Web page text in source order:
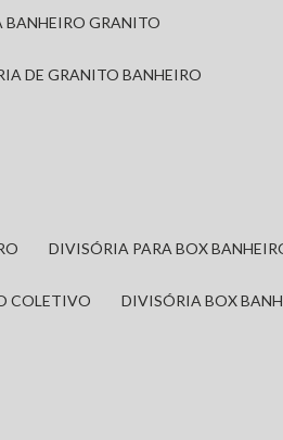
BANHEIRO GRANITO
DE GRANITO BANHEIRO
DIVISÓRIA PARA BOX
COLETIVO DIVISÓRIA BOX